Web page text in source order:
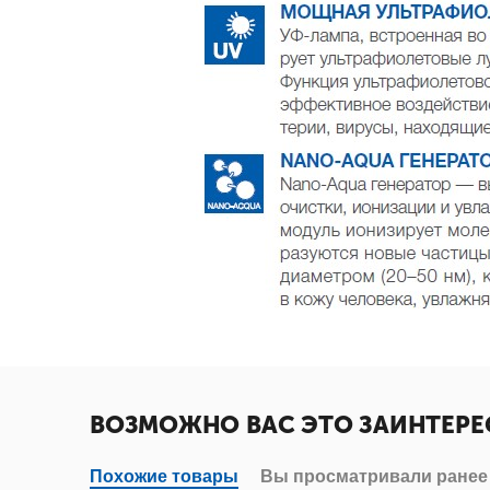
ВОЗМОЖНО ВАС ЭТО
Похожие товары Вы просматривали ранее